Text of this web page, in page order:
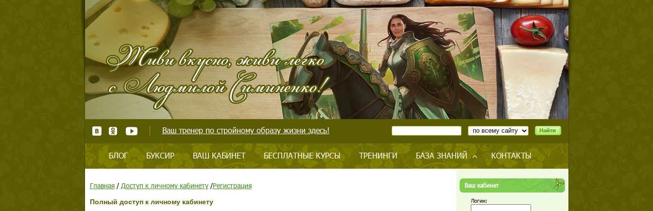
Ваш тренер по стройному образу жизни здесь!
БЛОГ БУКСИР ВАШ КАБИНЕТ БЕСПЛАТНЫЕ КУРСЫ ТРЕНИНГИ БАЗА ЗНАНИЙ КОНТАКТЫ
Главная/ Доступ к личному кабинету/Регистрация
Полный доступ к личному кабинету
Ваш кабинет
Логин: